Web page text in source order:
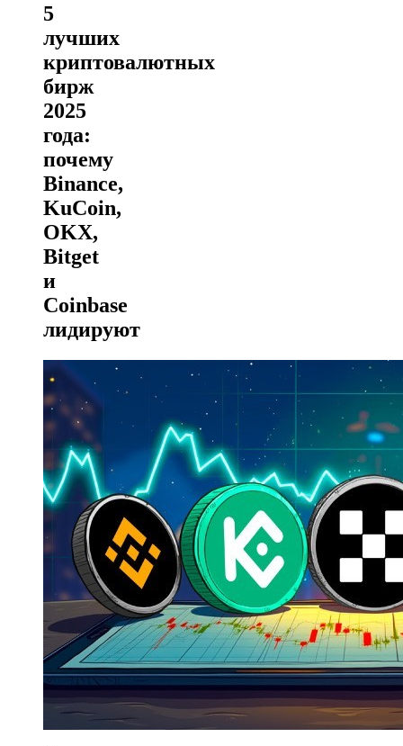
5
лучших
криптовалютных
бирж
2025
года:
почему
Binance,
KuCoin,
OKX,
Bitget
и
Coinbase
лидируют